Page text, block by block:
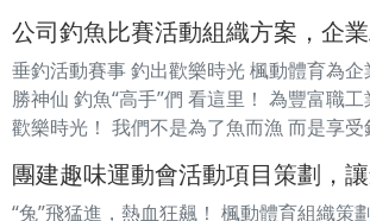
公司釣魚比賽活動組織方案，企
垂釣活動賽事 釣出歡樂時光 楓動體育為
勝神仙 釣魚“高手”們 看這里！ 為豐富職
歡樂時光！ 我們不是為了魚而漁 而是享
團建趣味運動會活動項目策劃，
“兔”飛猛進，熱血狂飆！ 楓動體育組織